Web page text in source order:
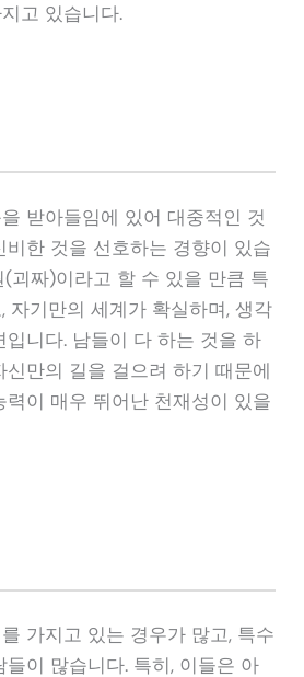
고 있습니다.
받아들임에 있어 대중적인 것
한 것을 선호하는 경향이 있습
(괴짜)이라고 할 수 있을 만큼 특
자기만의 세계가 확실하며, 생각
니다. 남들이 다 하는 것을 하
만의 길을 걸으려 하기 때문에
이 매우 뛰어난 천재성이 있을
가지고 있는 경우가 많고, 특수
이 많습니다. 특히, 이들은 아